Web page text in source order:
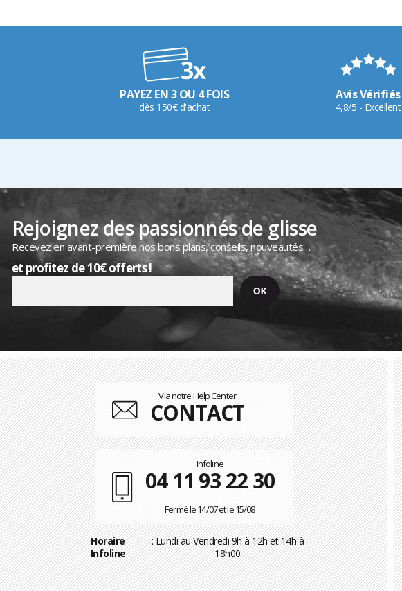
PAYEZ EN 3 OU 4 FOIS
dès 150€ d'achat
Avis Vérifiés
4,8/5 - Excellent
Rejoignez des passionnés de glisse
Recevez en avant-première nos bons plans, conseils, nouveautés…
et profitez de 10€ offerts !
Via notre Help Center
CONTACT
Infoline
04 11 93 22 30
Fermé le 14/07 et le 15/08
Horaire
Infoline
: Lundi au Vendredi 9h à 12h et 14h à
18h00